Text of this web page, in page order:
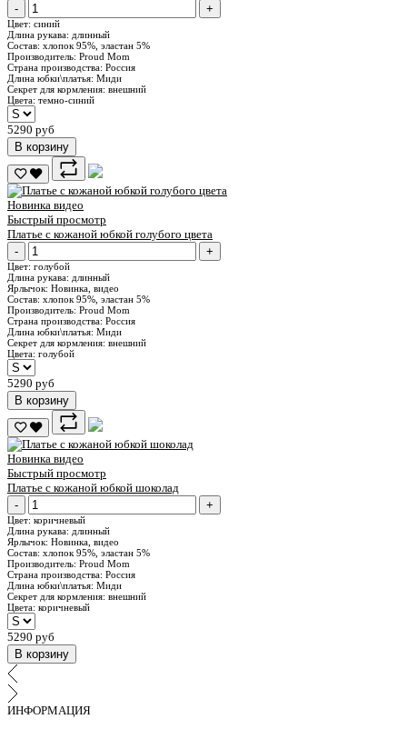
-
+
Цвет: синий
Длина рукава: длинный
Состав: хлопок 95%, эластан 5%
Производитель: Proud Mom
Страна производства: Россия
Длина юбки\платья: Миди
Секрет для кормления: внешний
Цвета: темно-синий
5290 руб
В корзину
Новинка видео
Быстрый просмотр
Платье с кожаной юбкой голубого цвета
-
+
Цвет: голубой
Длина рукава: длинный
Ярлычок: Новинка, видео
Состав: хлопок 95%, эластан 5%
Производитель: Proud Mom
Страна производства: Россия
Длина юбки\платья: Миди
Секрет для кормления: внешний
Цвета: голубой
5290 руб
В корзину
Новинка видео
Быстрый просмотр
Платье с кожаной юбкой шоколад
-
+
Цвет: коричневый
Длина рукава: длинный
Ярлычок: Новинка, видео
Состав: хлопок 95%, эластан 5%
Производитель: Proud Mom
Страна производства: Россия
Длина юбки\платья: Миди
Секрет для кормления: внешний
Цвета: коричневый
5290 руб
В корзину
ИНФОРМАЦИЯ